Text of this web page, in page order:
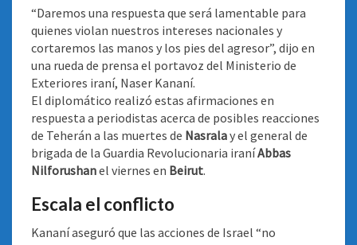
“Daremos una respuesta que será lamentable para
quienes violan nuestros intereses nacionales y
cortaremos las manos y los pies del agresor”, dijo en
una rueda de prensa el portavoz del Ministerio de
Exteriores iraní, Naser Kananí.
El diplomático realizó estas afirmaciones en
respuesta a periodistas acerca de posibles reacciones
de Teherán a las muertes de Nasralay el general de
brigada de la Guardia Revolucionaria iraníAbbas
Nilforushanel viernes en Beirut.
Escala el conflicto
Kananí aseguró que las acciones de Israel “no